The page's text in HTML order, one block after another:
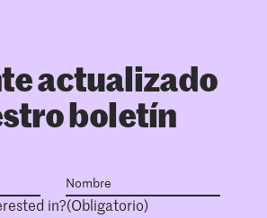
actualizado
boletín
in?(Obligatorio)